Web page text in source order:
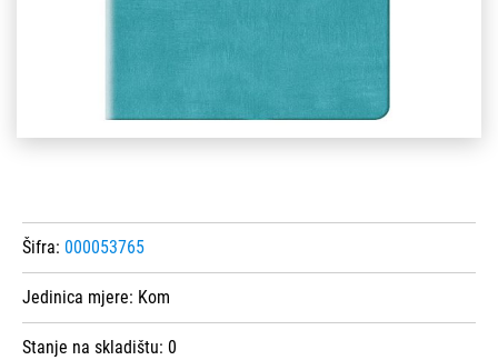
Šifra: 000053765
Jedinica mjere: Kom
Stanje na skladištu: 0